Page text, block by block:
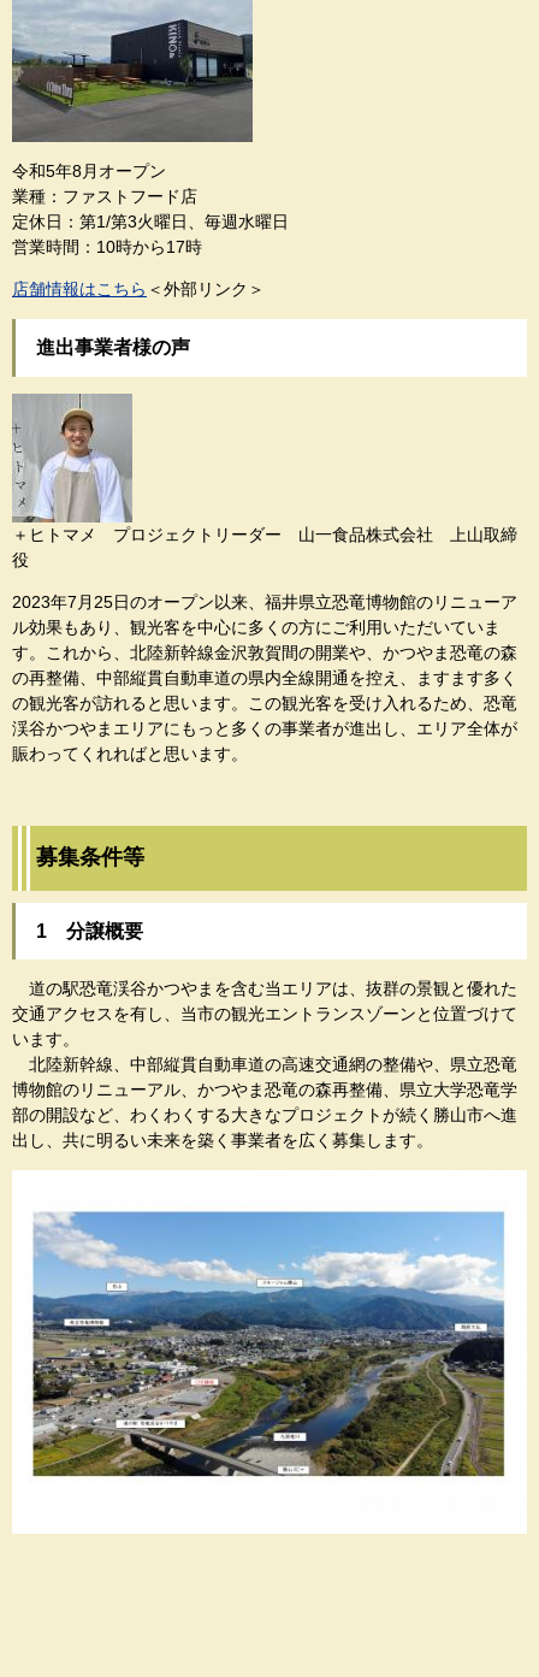
令和5年8月オープン
業種：ファストフード店
定休日：第1/第3火曜日、毎週水曜日
営業時間：10時から17時
店舗情報はこちら ＜外部リンク＞
進出事業者様の声
＋ヒトマメ プロジェクトリーダー 山一食品株式会社 上山取締
役
2023年7月25日のオープン以来、福井県立恐竜博物館のリニューア
ル効果もあり、観光客を中心に多くの方にご利用いただいていま
す。これから、北陸新幹線金沢敦賀間の開業や、かつやま恐竜の森
の再整備、中部縦貫自動車道の県内全線開通を控え、ますます多く
の観光客が訪れると思います。この観光客を受け入れるため、恐竜
渓谷かつやまエリアにもっと多くの事業者が進出し、エリア全体が
賑わってくれればと思います。
募集条件等
1 分譲概要
道の駅恐竜渓谷かつやまを含む当エリアは、抜群の景観と優れた
交通アクセスを有し、当市の観光エントランスゾーンと位置づけて
います。
北陸新幹線、中部縦貫自動車道の高速交通網の整備や、県立恐竜
博物館のリニューアル、かつやま恐竜の森再整備、県立大学恐竜学
部の開設など、わくわくする大きなプロジェクトが続く勝山市へ進
出し、共に明るい未来を築く事業者を広く募集します。